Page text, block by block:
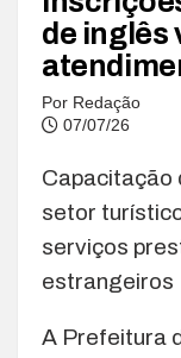
de inglês
Por Redação
07/07/26
Capacitação
setor
serviços
estrangeiros
A Prefeitura